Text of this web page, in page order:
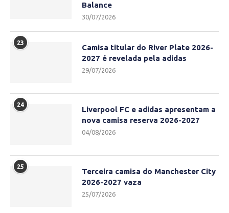
Balance
30/07/2026
23
Camisa titular do River Plate 2026-
2027 é revelada pela adidas
29/07/2026
24
Liverpool FC e adidas apresentam a
nova camisa reserva 2026-2027
04/08/2026
25
Terceira camisa do Manchester City
2026-2027 vaza
25/07/2026